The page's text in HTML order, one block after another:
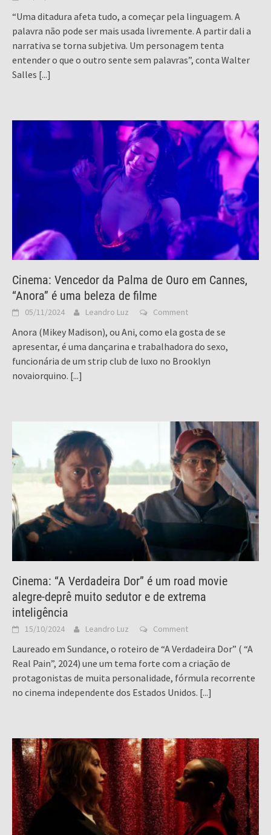
“Uma ditadura afeta tudo, a começar pela linguagem. A
palavra não pode ser mais usada livremente. A partir dali a
narrativa se torna subjetiva. Um personagem tenta
entender o que o outro sente sem palavras”, conta Walter
Salles [...]
Cinema: Vencedor da Palma de Ouro em Cannes,
“Anora” é uma beleza de filme
05/11/2024 Leandro Luz Comment
Anora (Mikey Madison), ou Ani, como ela gosta de se
apresentar, é uma dançarina e trabalhadora do sexo,
funcionária de um strip club de luxo no Brooklyn
novaiorquino. [...]
Cinema: “A Verdadeira Dor” é um road movie
alegre-deprê muito sedutor e de extrema
inteligência
15/10/2024 Leandro Luz Comment
Laureado em Sundance, o roteiro de “A Verdadeira Dor” ( “A
Real Pain”, 2024) une um tema forte com a criação de
protagonistas de muita personalidade, fórmula recorrente
no cinema independente dos Estados Unidos. [...]